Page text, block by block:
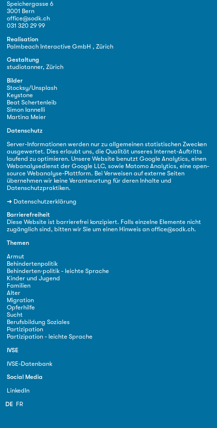
Speichergasse 6
3001 Bern
office@sodk.ch
031 320 29 99
Realisation
Palmbeach Interactive GmbH , Zürich
Gestaltung
studiotanner, Zürich
Bilder
Stocksy/Unsplash
Keystone
Beat Schertenleib
Simon Iannelli
Martina Meier
Datenschutz
Server-Informationen werden nur zu allgemeinen statistischen Zwecken
ausgewertet. Dies erlaubt uns, die Qualität unseres Internet-Auftritts
laufend zu optimieren. Unsere Website benutzt Google Analytics, einen
Webanalysedienst der Google LLC, sowie Matomo Analytics, eine open-
source Webanalyse-Plattform. Bei Verweisen auf externe Seiten
übernehmen wir keine Verantwortung für deren Inhalte und
Datenschutzpraktiken.
➜ Datenschutzerklärung
Barrierefreiheit
Diese Website ist barrierefrei konzipiert. Falls einzelne Elemente nicht
zugänglich sind, bitten wir Sie um einen Hinweis an office@sodk.ch.
Themen
Armut
Behindertenpolitik
Behinderten·politik - leichte Sprache
Kinder und Jugend
Familien
Alter
Migration
Opferhilfe
Sucht
Berufsbildung Soziales
Partizipation
Partizipation - leichte Sprache
IVSE
IVSE-Datenbank
Social Media
LinkedIn
DE FR